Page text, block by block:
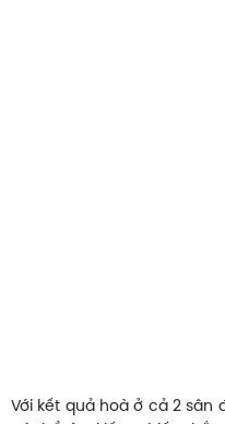
Với kết quả hoà ở cả 2 sân